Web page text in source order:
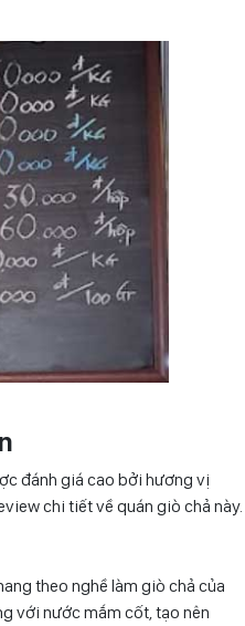
đánh giá cao bởi hương vị
chi tiết về quán giò chả này.
theo nghề làm giò chả của
với nước mắm cốt, tạo nên